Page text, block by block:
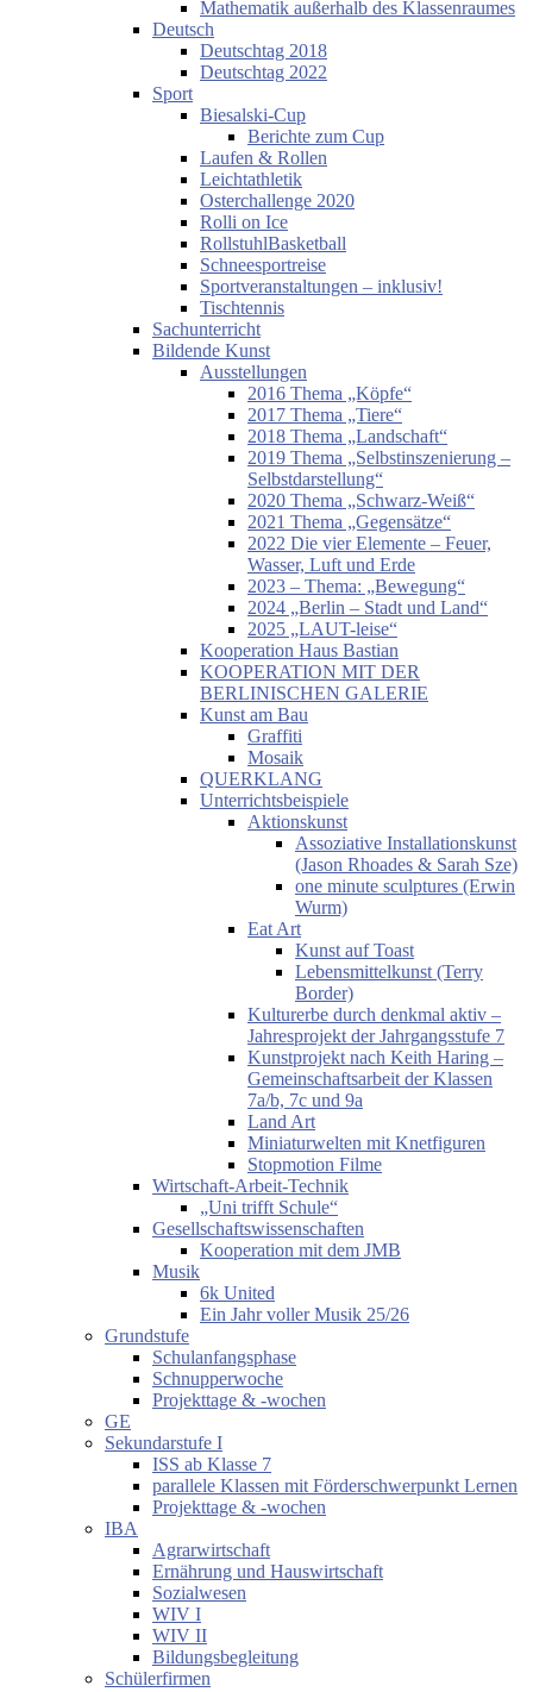
Mathematik außerhalb des Klassenraumes
Deutsch
Deutschtag 2018
Deutschtag 2022
Sport
Biesalski-Cup
Berichte zum Cup
Laufen & Rollen
Leichtathletik
Osterchallenge 2020
Rolli on Ice
RollstuhlBasketball
Schneesportreise
Sportveranstaltungen – inklusiv!
Tischtennis
Sachunterricht
Bildende Kunst
Ausstellungen
2016 Thema „Köpfe“
2017 Thema „Tiere“
2018 Thema „Landschaft“
2019 Thema „Selbstinszenierung –
Selbstdarstellung“
2020 Thema „Schwarz-Weiß“
2021 Thema „Gegensätze“
2022 Die vier Elemente – Feuer,
Wasser, Luft und Erde
2023 – Thema: „Bewegung“
2024 „Berlin – Stadt und Land“
2025 „LAUT-leise“
Kooperation Haus Bastian
KOOPERATION MIT DER
BERLINISCHEN GALERIE
Kunst am Bau
Graffiti
Mosaik
QUERKLANG
Unterrichtsbeispiele
Aktionskunst
Assoziative Installationskunst
(Jason Rhoades & Sarah Sze)
one minute sculptures (Erwin
Wurm)
Eat Art
Kunst auf Toast
Lebensmittelkunst (Terry
Border)
Kulturerbe durch denkmal aktiv –
Jahresprojekt der Jahrgangsstufe 7
Kunstprojekt nach Keith Haring –
Gemeinschaftsarbeit der Klassen
7a/b, 7c und 9a
Land Art
Miniaturwelten mit Knetfiguren
Stopmotion Filme
Wirtschaft-Arbeit-Technik
„Uni trifft Schule“
Gesellschaftswissenschaften
Kooperation mit dem JMB
Musik
6k United
Ein Jahr voller Musik 25/26
Grundstufe
Schulanfangsphase
Schnupperwoche
Projekttage & -wochen
GE
Sekundarstufe I
ISS ab Klasse 7
parallele Klassen mit Förderschwerpunkt Lernen
Projekttage & -wochen
IBA
Agrarwirtschaft
Ernährung und Hauswirtschaft
Sozialwesen
WIV I
WIV II
Bildungsbegleitung
Schülerfirmen